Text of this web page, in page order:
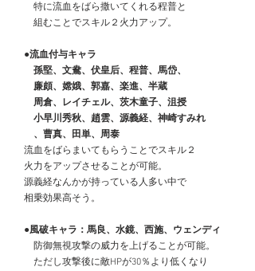
特に流血をばら撒いてくれる程普と
組むことでスキル２火力アップ。
●流血付与キャラ
孫堅、文鴦、伏皇后、程普、馬岱、
廉頗、嫦娥、郭嘉、楽進、半蔵
周倉、レイチェル、茨木童子、沮授
小早川秀秋、趙雲、源義経、神崎すみれ
、曹真、田単、周泰
流血をばらまいてもらうことでスキル２
火力をアップさせることが可能。
源義経なんかが持っている人多い中で
相乗効果高そう。
●風破キャラ：馬良、水鏡、西施、ウェンディ
防御無視攻撃の威力を上げることが可能。
ただし攻撃後に敵HPが30％より低くなり